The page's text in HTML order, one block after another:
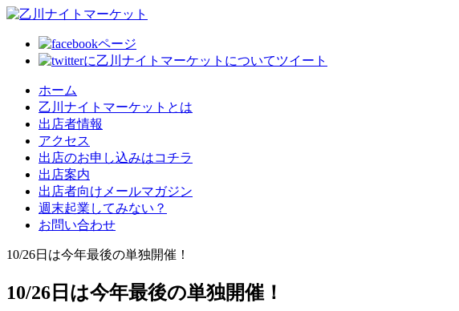
ホーム
乙川ナイトマーケットとは
出店者情報
アクセス
出店のお申し込みはコチラ
出店案内
出店者向けメールマガジン
週末起業してみない？
お問い合わせ
10/26日は今年最後の単独開催！
10/26日は今年最後の単独開催！